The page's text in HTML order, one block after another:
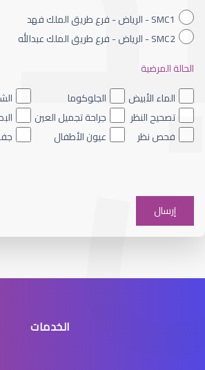
الشبكية الصباغي
انفصال الشبكية في العين
SMC1 - الرياض - فرع طريق الملك فهد
SMC2 - الرياض - فرع طريق الملك عبدالله
الحالة المرضية
الماء الأبيض
الجلوكوما
تصحيح النظر
جراحة تجميل العين
فحص نظر
عيون الأطفال
الخدمات